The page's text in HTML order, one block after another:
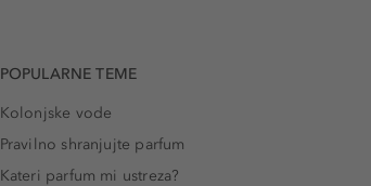
POPULARNE TEME
Kolonjske vode
Pravilno shranjujte parfum
Kateri parfum mi ustreza?